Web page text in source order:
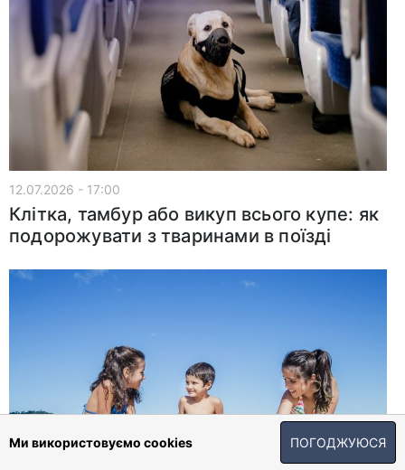
12.07.2026 - 17:00
Клітка, тамбур або викуп всього купе: як
подорожувати з тваринами в поїзді
Ми використовуємо cookies ПОГОДЖУЮСЯ